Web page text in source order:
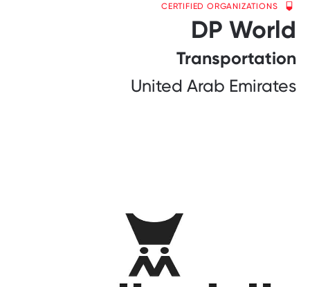
CERTIFIED ORGANIZATIONS
DP World
Transportation
United Arab Emirates